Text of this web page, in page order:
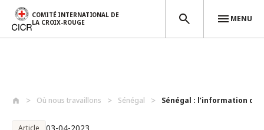
COMITÉ INTERNATIONAL DE
LA CROIX-ROUGE
MENU
Où nous travaillons Sénégal Sénégal : l’information qui
Article